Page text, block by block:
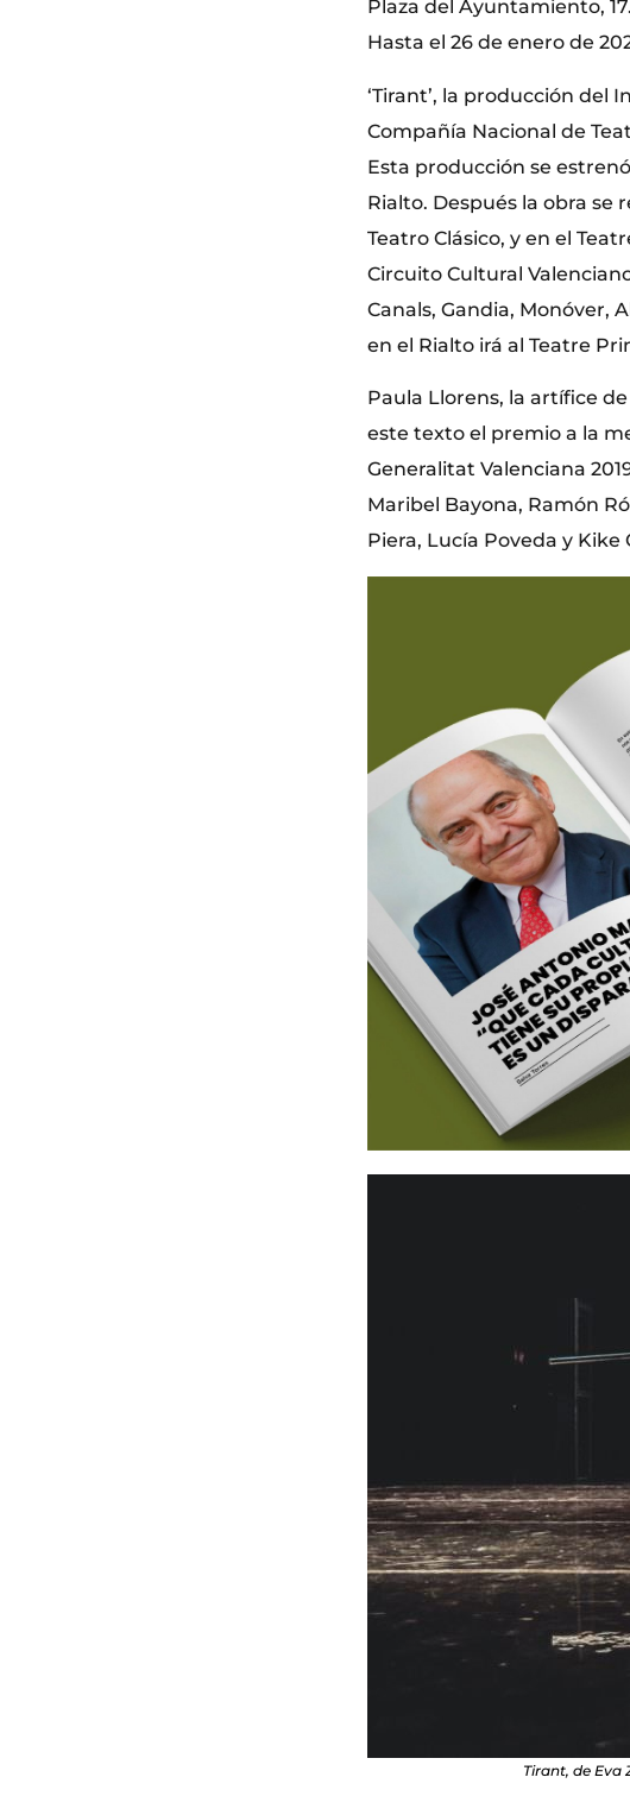
Plaza del Ayuntamiento,
Hasta el 26 de enero de
‘Tirant’, la producción del
Compañía Nacional de
Esta producción se
Rialto. Después la obra se
Teatro Clásico, y en el
Circuito Cultural
Canals, Gandia, Monóver,
en el Rialto irá al Teatre
Paula Llorens, la artífice
este texto el premio a la
Generalitat Valenciana
Maribel Bayona, Ramón
Piera, Lucía Poveda y Kike
Tirant, de Eva